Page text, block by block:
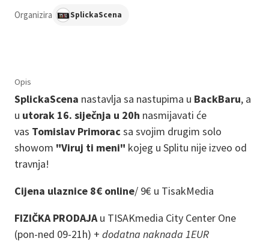
Organizira SplickaScena
Opis
SplickaScena nastavlja sa nastupima u BackBaru, a
u utorak 16. siječnja u 20h nasmijavati će
vas Tomislav Primoracsa svojim drugim solo
showom "Viruj ti meni" kojeg u Splitu nije izveo od
travnja!
Cijena ulaznice 8€ online/ 9€ u TisakMedia
FIZIČKA PRODAJAu TISAKmedia City Center One
(pon-ned 09-21h) + dodatna naknada 1EUR